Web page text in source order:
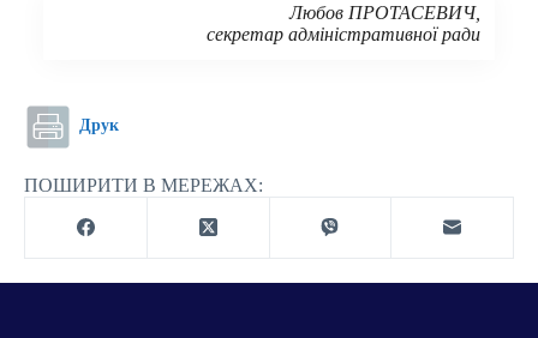
Любов ПРОТАСЕВИЧ,
секретар адміністративної ради
Друк
ПОШИРИТИ В МЕРЕЖАХ: